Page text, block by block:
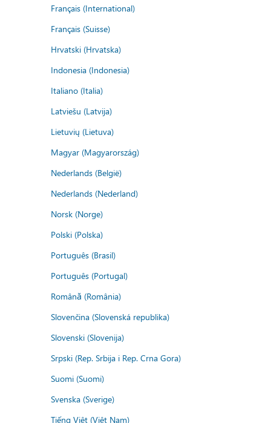
Français (International)
Français (Suisse)
Hrvatski (Hrvatska)
Indonesia (Indonesia)
Italiano (Italia)
Latviešu (Latvija)
Lietuvių (Lietuva)
Magyar (Magyarország)
Nederlands (België)
Nederlands (Nederland)
Norsk (Norge)
Polski (Polska)
Português (Brasil)
Português (Portugal)
Română (România)
Slovenčina (Slovenská republika)
Slovenski (Slovenija)
Srpski (Rep. Srbija i Rep. Crna Gora)
Suomi (Suomi)
Svenska (Sverige)
Tiếng Việt (Việt Nam)